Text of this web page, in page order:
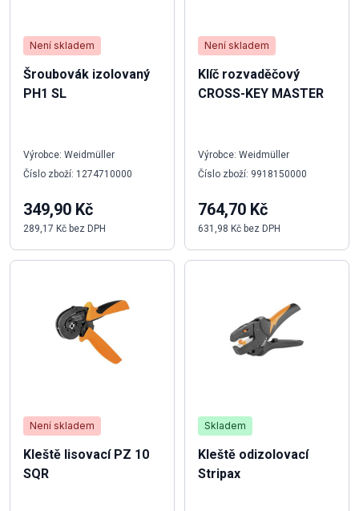
Není skladem
Šroubovák izolovaný
PH1 SL
Výrobce: Weidmüller
Číslo zboží: 1274710000
349,90 Kč
289,17 Kč bez DPH
Není skladem
Kleště lisovací PZ 10
SQR
Není skladem
Klíč rozvaděčový
CROSS-KEY MASTER
Výrobce: Weidmüller
Číslo zboží: 9918150000
764,70 Kč
631,98 Kč bez DPH
Skladem
Kleště odizolovací
Stripax